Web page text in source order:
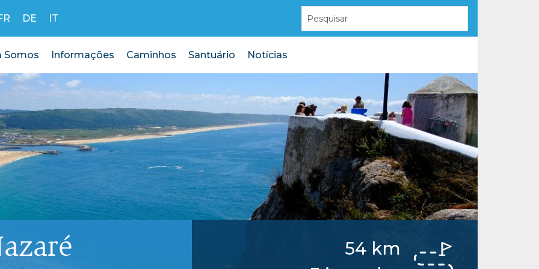
DE IT
Somos Informações Caminhos Santuário Notícias
54 km
Cós Cumeira Moita do MartinhoSantuário de Fátima